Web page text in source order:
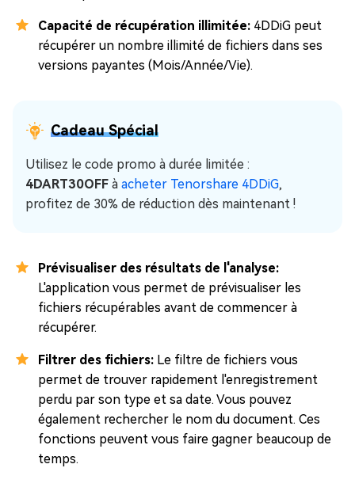
Capacité de récupération illimitée: 4DDiG peut
récupérer un nombre illimité de fichiers dans ses
versions payantes (Mois/Année/Vie).
Cadeau Spécial
Utilisez le code promo à durée limitée :
4DART30OFF à acheter Tenorshare 4DDiG,
profitez de 30% de réduction dès maintenant !
Prévisualiser des résultats de l'analyse:
L'application vous permet de prévisualiser les
fichiers récupérables avant de commencer à
récupérer.
Filtrer des fichiers: Le filtre de fichiers vous
permet de trouver rapidement l'enregistrement
perdu par son type et sa date. Vous pouvez
également rechercher le nom du document. Ces
fonctions peuvent vous faire gagner beaucoup de
temps.